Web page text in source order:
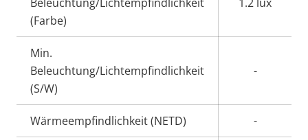
(Farbe)
Min.
Beleuchtung/Lichtempfindlichkeit
(S/W)
-
Wärmeempfindlichkeit (NETD) -